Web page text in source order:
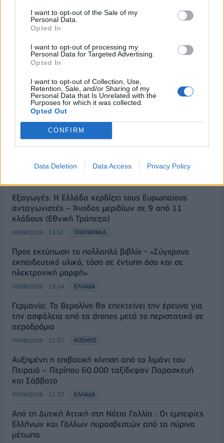
I want to opt-out of the Sale of my
Personal Data.
Opted In
I want to opt-out of processing my
Personal Data for Targeted Advertising.
Opted In
I want to opt-out of Collection, Use,
Retention, Sale, and/or Sharing of my
Personal Data that Is Unrelated with the
Purposes for which it was collected.
Opted Out
CONFIRM
Data Deletion Data Access Privacy Policy
ΡΟΗ ΕΙΔΗΣΕΩΝ
Π. Μαρινάκης: «Το δημογραφικό δεν μπορεί να
περιμένει»
09/08/2026 - 14:34 ΠΟΛΙΤΙΚΗ
ημέρες - Σε επιφυλακή ο κρατικός μηχανισμός
Εξαγωγές: Η Ελλάδα κερδίζει τους Ευρωπαίους
ανταγωνιστές – Άνοδος μεριδίων σε 9 από 11
κλάδους (Εθνική Τράπεζα)
09/08/2026 - 13:51 ΟΙΚΟΝΟΜΙΑ
Προς εκτύπωση το πολλαπλό βιβλίο - «Σύγχρονο
εκπαιδευτικό υλικό, τόσο σε έντυπη όσο και σε
ηλεκτρονική μορφή»
09/08/2026 - 13:24 ΕΛΛΑΔΑ
Γερμανία: Το Βερολίνο θα επεκτείνει την έρευνα για
την ασφάλεια από τα drones μετά το περιστατικό σε
αεροδρόμιο
09/08/2026 - 12:57 ΚΟΣΜΟΣ
Αυξημένη η επιβατική κίνηση από το λιμάνι του
Πειραιά – Περίπου 60.000 ταξίδεψαν Παρασκευή
και Σάββατο
09/08/2026 - 12:33 ΕΛΛΑΔΑ
Από τη Δυτική Αττική στη Νότια Γαλλία : Οι εμπειρίες
Ελλήνων και Γάλλων πυροσβεστών από τα πύρινα
μέτωπα